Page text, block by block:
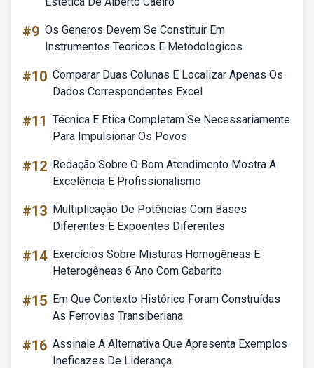
#9 Os Generos Devem Se Constituir Em
Instrumentos Teoricos E Metodologicos
#10 Comparar Duas Colunas E Localizar Apenas Os
Dados Correspondentes Excel
#11 Técnica E Etica Completam Se Necessariamente
Para Impulsionar Os Povos
#12 Redação Sobre O Bom Atendimento Mostra A
Excelência E Profissionalismo
#13 Multiplicação De Potências Com Bases
Diferentes E Expoentes Diferentes
#14 Exercícios Sobre Misturas Homogêneas E
Heterogêneas 6 Ano Com Gabarito
#15 Em Que Contexto Histórico Foram Construídas
As Ferrovias Transiberiana
#16 Assinale A Alternativa Que Apresenta Exemplos
Ineficazes De Liderança.